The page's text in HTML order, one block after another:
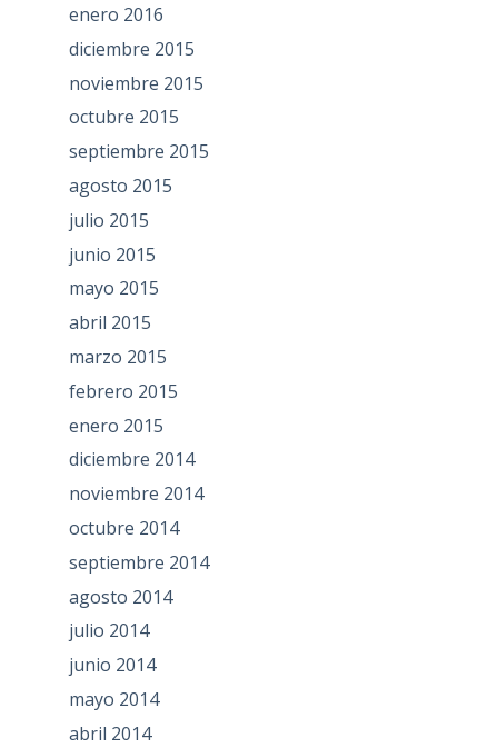
enero 2016
diciembre 2015
noviembre 2015
octubre 2015
septiembre 2015
agosto 2015
julio 2015
junio 2015
mayo 2015
abril 2015
marzo 2015
febrero 2015
enero 2015
diciembre 2014
noviembre 2014
octubre 2014
septiembre 2014
agosto 2014
julio 2014
junio 2014
mayo 2014
abril 2014